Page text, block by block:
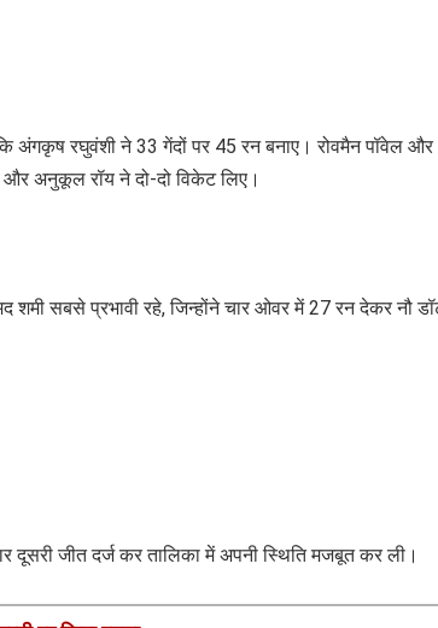
अंगकृष रघुवंशी ने 33 गेंदों पर 45 रन बनाए। रोवमैन पॉवेल और
अनुकूल रॉय ने दो-दो विकेट लिए।
सबसे प्रभावी रहे, जिन्होंने चार ओवर में 27 रन देकर नौ
जीत दर्ज कर तालिका में अपनी स्थिति मजबूत कर ली।